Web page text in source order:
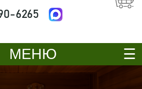
6265
МЕНЮ